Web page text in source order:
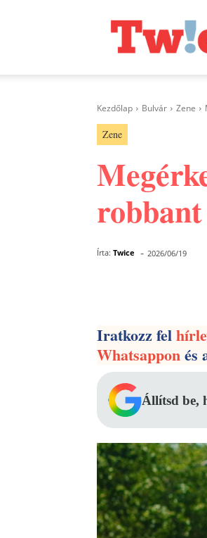
Kezdőlap Bulvár Zene
Zene
Írta: Twice - 2026/06/19
Iratkozz fel
Whatsapponés
Állítsd be,